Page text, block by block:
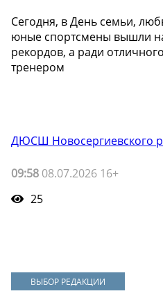
Сегодня, в День семьи,
юные спортсмены вышли
рекордов, а ради
тренером
ДЮСШ Новосергиевского
09:58 08.07.2026 16+
25
ВЫБОР РЕДАКЦИИ